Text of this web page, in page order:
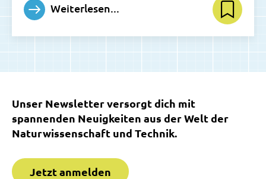
Weiterlesen...
Unser Newsletter versorgt dich mit
spannenden Neuigkeiten aus der Welt der
Naturwissenschaft und Technik.
Jetzt anmelden